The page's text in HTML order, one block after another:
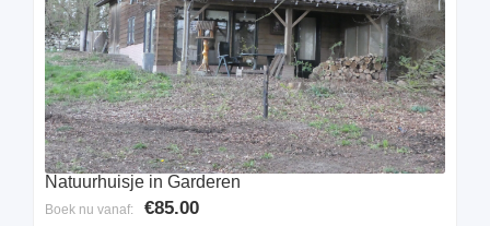
Natuurhuisje in Garderen
Boek nu vanaf: €85.00